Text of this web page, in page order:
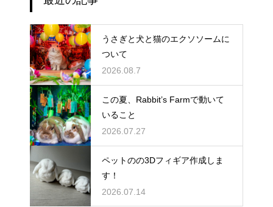
うさぎと犬と猫のエクソソームに
ついて
2026.08.7
この夏、Rabbit’s Farmで動いて
いること
2026.07.27
ペットのの3Dフィギア作成しま
す！
2026.07.14